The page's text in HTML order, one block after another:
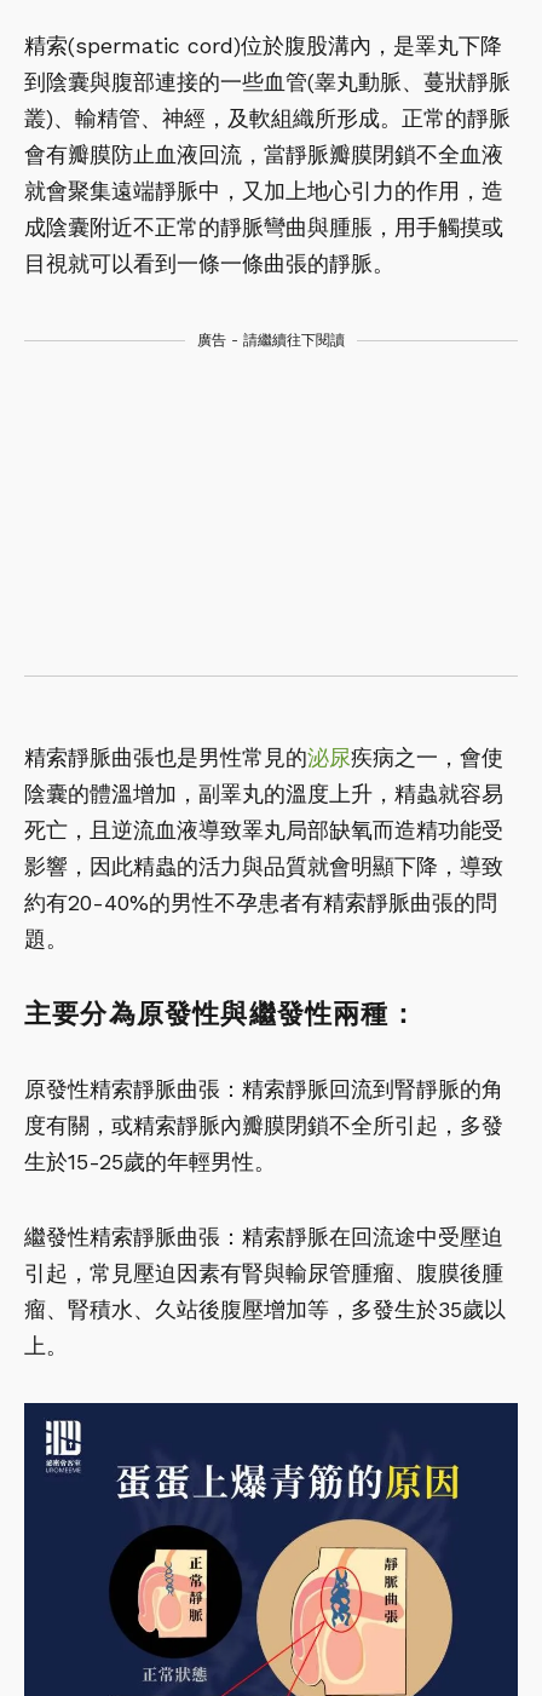
精索(spermatic cord)位於腹股溝內，是睪丸下降
到陰囊與腹部連接的一些血管(睾丸動脈、蔓狀靜脈
叢)、輸精管、神經，及軟組織所形成。正常的靜脈
會有瓣膜防止血液回流，當靜脈瓣膜閉鎖不全血液
就會聚集遠端靜脈中，又加上地心引力的作用，造
成陰囊附近不正常的靜脈彎曲與腫脹，用手觸摸或
目視就可以看到一條一條曲張的靜脈。
廣告 - 請繼續往下閱讀
精索靜脈曲張也是男性常見的泌尿疾病之一，會使
陰囊的體溫增加，副睪丸的溫度上升，精蟲就容易
死亡，且逆流血液導致睪丸局部缺氧而造精功能受
影響，因此精蟲的活力與品質就會明顯下降，導致
約有20-40%的男性不孕患者有精索靜脈曲張的問
題。
主要分為原發性與繼發性兩種：
原發性精索靜脈曲張：精索靜脈回流到腎靜脈的角
度有關，或精索靜脈內瓣膜閉鎖不全所引起，多發
生於15-25歲的年輕男性。
繼發性精索靜脈曲張：精索靜脈在回流途中受壓迫
引起，常見壓迫因素有腎與輸尿管腫瘤、腹膜後腫
瘤、腎積水、久站後腹壓增加等，多發生於35歲以
上。